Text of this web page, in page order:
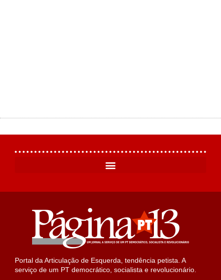
Portal da Articulação de Esquerda, tendência petista. A
serviço de um PT democrático, socialista e revolucionário.